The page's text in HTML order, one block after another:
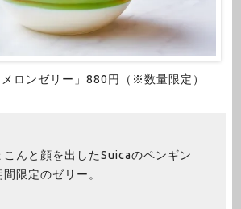
メロンゼリー」880円（※数量限定）
こんと顔を出したSuicaのペンギン
限定のゼリー。